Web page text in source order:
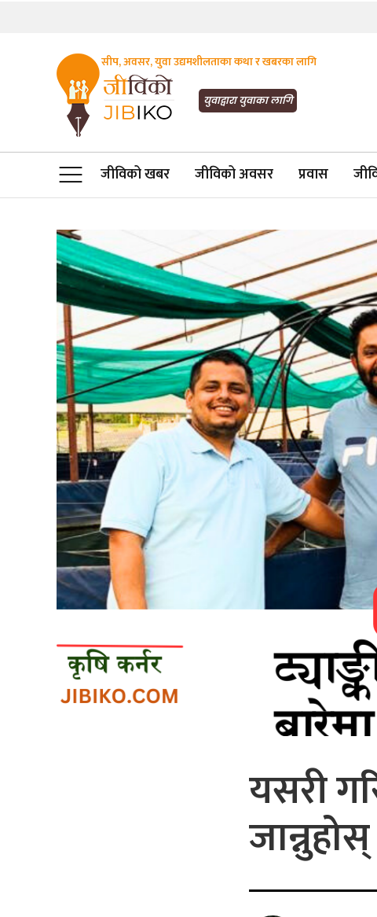
युवाद्वारा युवाका लागि
JIBIKO.COM
तपाईंको जीविकाको साथी
सीप, अवसर, युवा उद्यमशीलताका कथा र खबरका लागि
जीविको खबर जीविको अवसर प्रवास
यसरी